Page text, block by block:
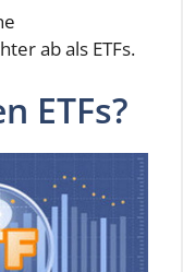
ab als ETFs.
ETFs?